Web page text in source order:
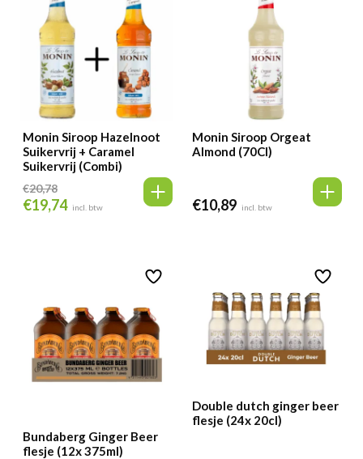
Monin Siroop Hazelnoot
Suikervrij + Caramel
Suikervrij (Combi)
€20,78
Oorspronkelijke
€19,74 Huidige
incl. btw
Monin Siroop Orgeat
Almond (70Cl)
€10,89 incl. btw
Bundaberg Ginger Beer
flesje (12x 375ml)
Double dutch ginger beer
flesje (24x 20cl)